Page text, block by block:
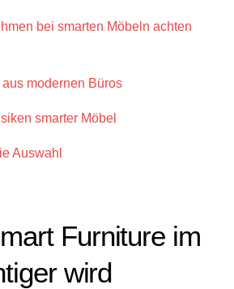
bei smarten Möbeln achten
modernen Büros
smarter Möbel
Auswahl
Furniture im
wird